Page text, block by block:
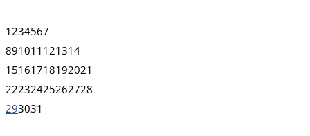
1 234567
891011 121314
15161718192021
22232425262728
293031